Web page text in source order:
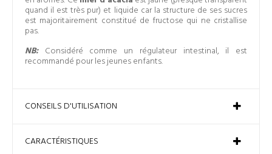
quand il est très pur) et liquide car la structure de ses sucres
est majoritairement constitué de fructose qui ne cristallise
pas.
NB:Considéré comme un régulateur intestinal, il est
recommandé pour les jeunes enfants.
CONSEILS D'UTILISATION
CARACTÉRISTIQUES